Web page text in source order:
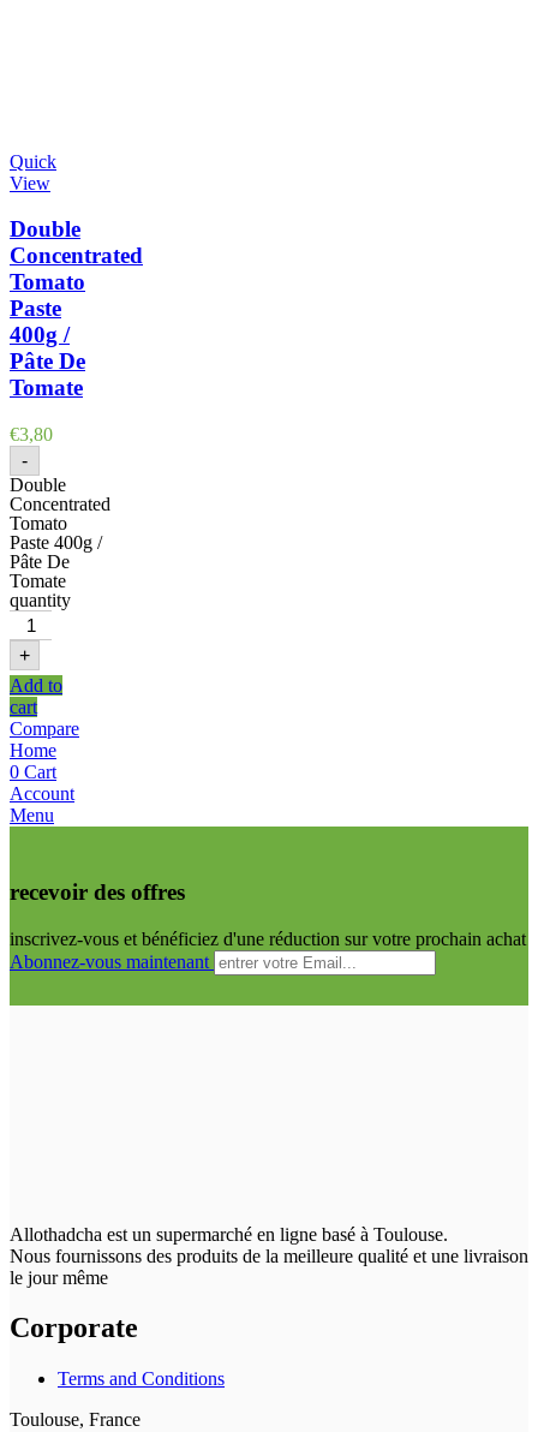
Quick
View
Double
Concentrated
Tomato
Paste
400g /
Pâte De
Tomate
€3,80
-
Double
Concentrated
Tomato
Paste 400g /
Pâte De
Tomate
quantity
+
Add to
cart
Compare
Home
0 Cart
Account
Menu
recevoir des offres
inscrivez-vous et bénéficiez d'une réduction sur votre prochain achat
Abonnez-vous maintenant
Allothadcha est un supermarché en ligne basé à Toulouse.
Nous fournissons des produits de la meilleure qualité et une livraison
le jour même
Corporate
Terms and Conditions
Toulouse, France